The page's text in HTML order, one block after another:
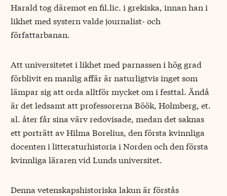
Harald tog däremot en fil.lic. i grekiska, innan han i
likhet med systern valde journalist- och
författarbanan.
Att universitetet i likhet med parnassen i hög grad
förblivit en manlig affär är naturligtvis inget som
lämpar sig att orda alltför mycket om i festtal. Ändå
är det ledsamt att professorerna Böök, Holmberg, et.
al. åter får sina värv redovisade, medan det saknas
ett porträtt av Hilma Borelius, den första kvinnliga
docenten i litteraturhistoria i Norden och den första
kvinnliga läraren vid Lunds universitet.
Denna vetenskapshistoriska lakun är förstås